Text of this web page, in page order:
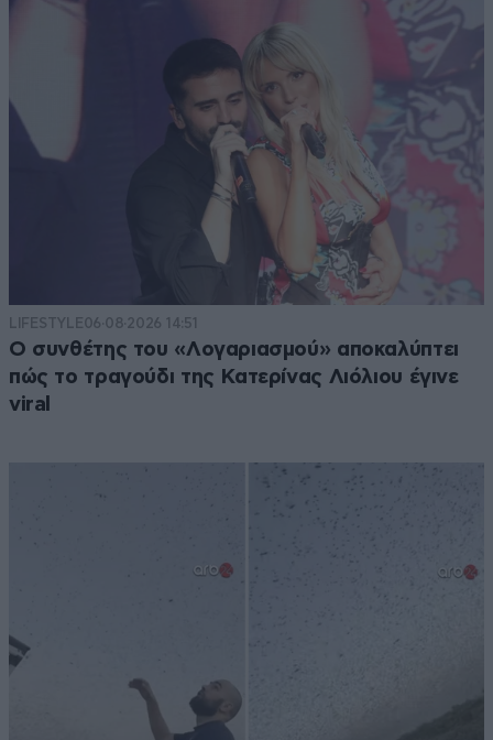
LIFESTYLE06·08·2026 14:51
Ο συνθέτης του «Λογαριασμού» αποκαλύπτει
πώς το τραγούδι της Κατερίνας Λιόλιου έγινε
viral